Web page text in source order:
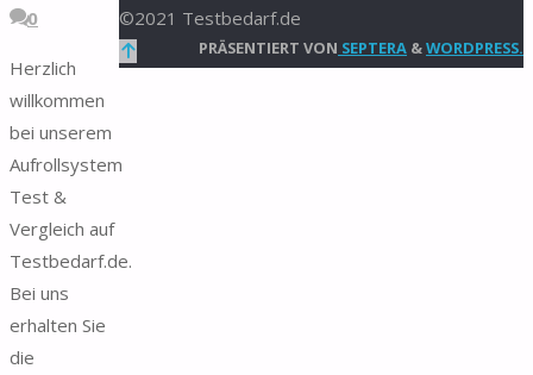
0
Herzlich
willkommen
bei unserem
Aufrollsystem
Test &
Vergleich auf
Testbedarf.de.
Bei uns
erhalten Sie
die
©2021 Testbedarf.de
PRÄSENTIERT VON SEPTERA &WORDPRESS.
Zurück